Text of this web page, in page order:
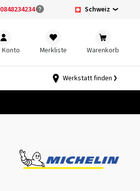
0848234234 Schweiz
Konto Merkliste Warenkorb
Werkstatt finden